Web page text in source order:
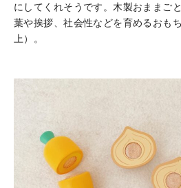
にしてくれそうです。木製おままご
葉や挨拶、社会性などを育めるおも
上）。